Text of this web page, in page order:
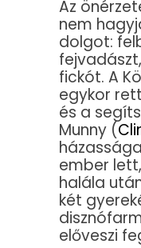
Az
nem
dolgot:
fickót. A
egykor
és a
Munny (
ember
halála
két
előveszi